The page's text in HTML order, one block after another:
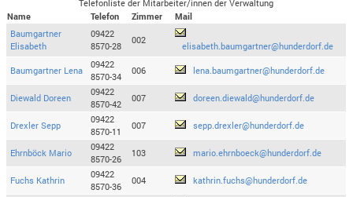
Telefonliste der Mitarbeiter/innen der Verwaltung
Name
Telefon Zimmer
Mail
Baumgartner
Elisabeth
09422
8570-28
002
elisabeth.baumgartner@hunderdorf.de
Baumgartner Lena
09422
8570-34
006 lena.baumgartner@hunderdorf.de
Diewald Doreen
09422
8570-42
007 doreen.diewald@hunderdorf.de
Drexler Sepp
09422
8570-11
007 sepp.drexler@hunderdorf.de
Ehrnböck Mario
09422
8570-26
103 mario.ehrnboeck@hunderdorf.de
Fuchs Kathrin
09422
8570-36
004 kathrin.fuchs@hunderdorf.de